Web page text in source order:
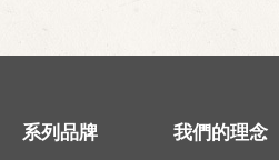
系列品牌 我們的理念